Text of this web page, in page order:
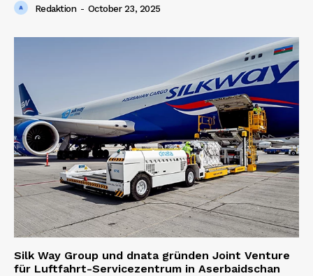
Redaktion - October 23, 2025
Silk Way Group und dnata gründen Joint Venture
für Luftfahrt-Servicezentrum in Aserbaidschan